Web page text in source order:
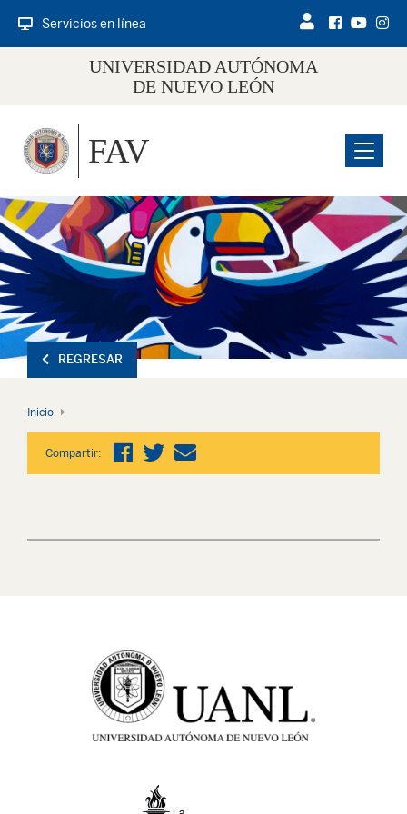
Servicios en línea
UNIVERSIDAD AUTÓNOMA
DE NUEVO LEÓN
Menu
FAV
REGRESAR
Inicio
Compartir: